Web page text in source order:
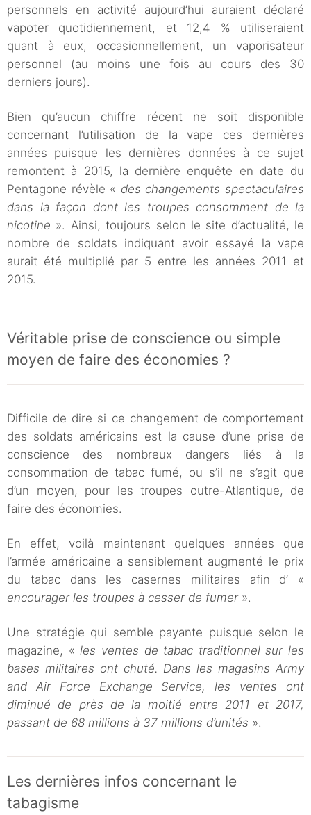
personnels en activité aujourd’hui auraient déclaré
vapoter quotidiennement, et 12,4 % utiliseraient
quant à eux, occasionnellement, un vaporisateur
personnel (au moins une fois au cours des 30
derniers jours).
Bien qu’aucun chiffre récent ne soit disponible
concernant l’utilisation de la vape ces dernières
années puisque les dernières données à ce sujet
remontent à 2015, la dernière enquête en date du
Pentagone révèle « des changements spectaculaires
dans la façon dont les troupes consomment de la
nicotine ». Ainsi, toujours selon le site d’actualité, le
nombre de soldats indiquant avoir essayé la vape
aurait été multiplié par 5 entre les années 2011 et
2015.
Véritable prise de conscience ou simple
moyen de faire des économies ?
Difficile de dire si ce changement de comportement
des soldats américains est la cause d’une prise de
conscience des nombreux dangers liés à la
consommation de tabac fumé, ou s’il ne s’agit que
d’un moyen, pour les troupes outre-Atlantique, de
faire des économies.
En effet, voilà maintenant quelques années que
l’armée américaine a sensiblement augmenté le prix
du tabac dans les casernes militaires afin d’ «
encourager les troupes à cesser de fumer».
Une stratégie qui semble payante puisque selon le
magazine, «les ventes de tabac traditionnel sur les
bases militaires ont chuté. Dans les magasins Army
and Air Force Exchange Service, les ventes ont
diminué de près de la moitié entre 2011 et 2017,
passant de 68 millions à 37 millions d’unités ».
Les dernières infos concernant le
tabagisme